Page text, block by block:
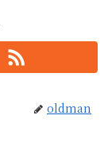
oldman